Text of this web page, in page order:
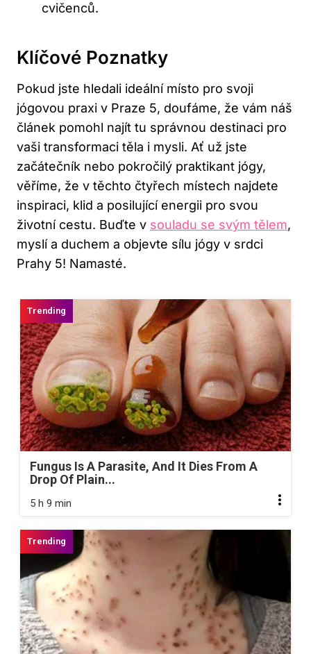
cvičenců.
Klíčové Poznatky
Pokud jste hledali ideální místo pro svoji
jógovou praxi v Praze 5, doufáme, že vám náš
článek pomohl najít tu správnou destinaci pro
vaši transformaci těla i mysli. Ať už jste
začátečník nebo pokročilý praktikant jógy,
věříme, že v těchto čtyřech místech najdete
inspiraci, klid a posilující energii pro svou
životní cestu. Buďte v souladu se svým tělem,
myslí a duchem a objevte sílu jógy v srdci
Prahy 5! Namasté.
Fungus Is A Parasite, And It Dies From A
Drop Of Plain...
5 h 9 min